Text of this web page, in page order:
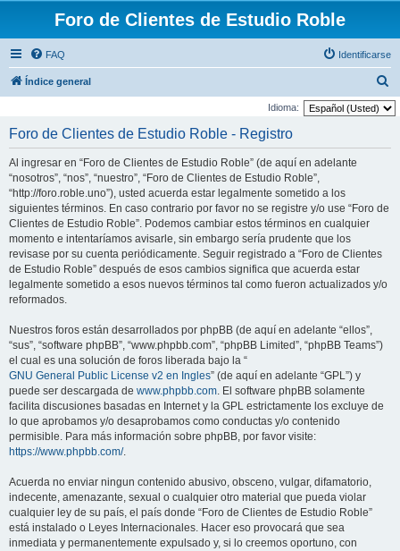
Foro de Clientes de Estudio Roble
FAQ Identificarse
Índice general
u
Idioma:
Foro de Clientes de Estudio Roble - Registro
Al ingresar en “Foro de Clientes de Estudio Roble” (de aquí en adelante
“nosotros”, “nos”, “nuestro”, “Foro de Clientes de Estudio Roble”,
“http://foro.roble.uno”), usted acuerda estar legalmente sometido a los
siguientes términos. En caso contrario por favor no se registre y/o use “Foro de
Clientes de Estudio Roble”. Podemos cambiar estos términos en cualquier
momento e intentaríamos avisarle, sin embargo sería prudente que los
revisase por su cuenta periódicamente. Seguir registrado a “Foro de Clientes
de Estudio Roble” después de esos cambios significa que acuerda estar
legalmente sometido a esos nuevos términos tal como fueron actualizados y/o
reformados.
Nuestros foros están desarrollados por phpBB (de aquí en adelante “ellos”,
“sus”, “software phpBB”, “www.phpbb.com”, “phpBB Limited”, “phpBB Teams”)
el cual es una solución de foros liberada bajo la “
GNU General Public License v2 en Ingles” (de aquí en adelante “GPL”) y
puede ser descargada de www.phpbb.com. El software phpBB solamente
facilita discusiones basadas en Internet y la GPL estrictamente los excluye de
lo que aprobamos y/o desaprobamos como conductas y/o contenido
permisible. Para más información sobre phpBB, por favor visite:
https://www.phpbb.com/.
Acuerda no enviar ningun contenido abusivo, obsceno, vulgar, difamatorio,
indecente, amenazante, sexual o cualquier otro material que pueda violar
cualquier ley de su país, el país donde “Foro de Clientes de Estudio Roble”
está instalado o Leyes Internacionales. Hacer eso provocará que sea
inmediata y permanentemente expulsado y, si lo creemos oportuno, con